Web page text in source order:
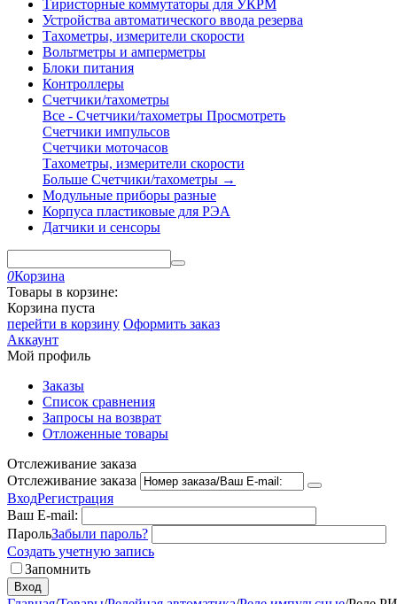
Тиристорные коммутаторы для УКРМ
Устройства автоматического ввода резерва
Тахометры, измерители скорости
Вольтметры и амперметры
Блоки питания
Контроллеры
Счетчики/тахометры
Все - Счетчики/тахометры Просмотреть
Счетчики импульсов
Счетчики моточасов
Тахометры, измерители скорости
Больше Счетчики/тахометры →
Модульные приборы разные
Корпуса пластиковые для РЭА
Датчики и сенсоры
0Корзина
Товары в корзине:
Корзина пуста
перейти в корзину Оформить заказ
Аккаунт
Мой профиль
Заказы
Список сравнения
Запросы на возврат
Отложенные товары
Отслеживание заказа
Отслеживание заказа
ВходРегистрация
Ваш E-mail:
ПарольЗабыли пароль?
Создать учетную запись
Запомнить
Вход